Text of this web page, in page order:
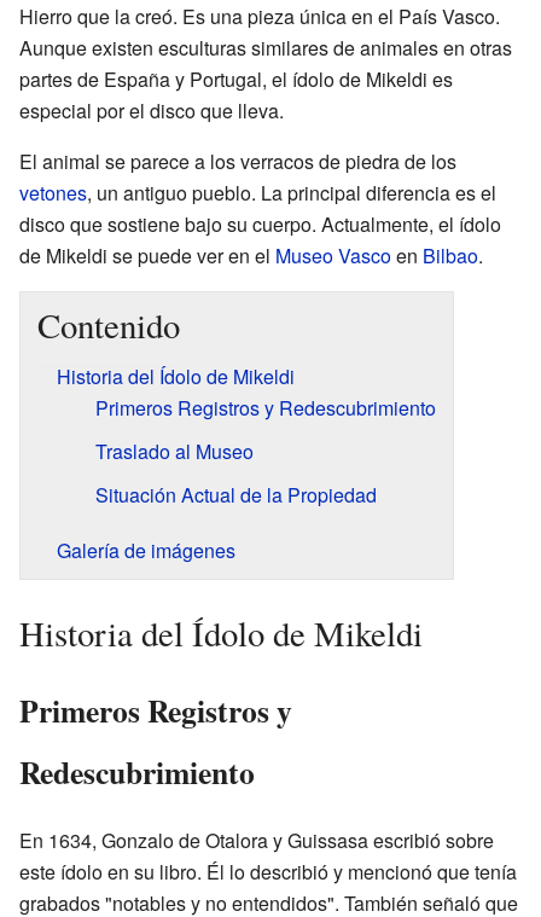
Hierro que la creó. Es una pieza única en el País Vasco.
Aunque existen esculturas similares de animales en otras
partes de España y Portugal, el ídolo de Mikeldi es
especial por el disco que lleva.
El animal se parece a los verracos de piedra de los
vetones, un antiguo pueblo. La principal diferencia es el
disco que sostiene bajo su cuerpo. Actualmente, el ídolo
de Mikeldi se puede ver en el Museo Vascoen Bilbao.
Contenido
Historia del Ídolo de Mikeldi
Primeros Registros y Redescubrimiento
Traslado al Museo
Situación Actual de la Propiedad
Galería de imágenes
Historia del Ídolo de Mikeldi
Primeros Registros y
Redescubrimiento
En 1634, Gonzalo de Otalora y Guissasa escribió sobre
este ídolo en su libro. Él lo describió y mencionó que tenía
grabados "notables y no entendidos". También señaló que